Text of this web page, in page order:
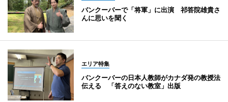
バンクーバーで「将軍」に出演 祁答院雄貴さ
んに思いを聞く
エリア特集
バンクーバーの日本人教師がカナダ発の教授法
伝える 「答えのない教室」出版